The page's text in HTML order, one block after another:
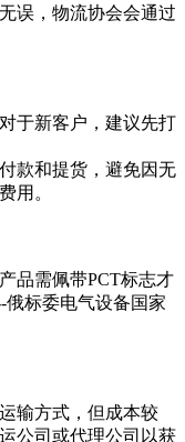
误，物流协会会通过
于新客户，建议先打
款和提货，避免因无
用。
品需佩带PCT标志才
俄标委电气设备国家
输方式，但成本较
公司或代理公司以获